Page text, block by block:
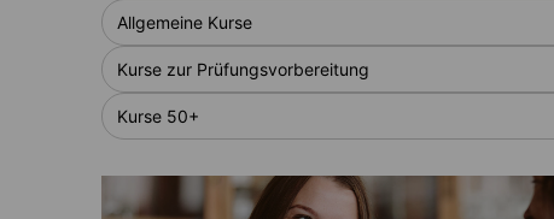
Allgemeine Kurse
Kurse zur Prüfungsvorbereitung
Kurse 50+